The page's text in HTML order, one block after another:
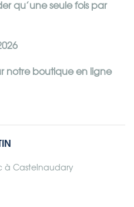
qu’une seule fois par
notre boutique en ligne
à Castelnaudary